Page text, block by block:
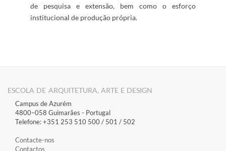
de pesquisa e ​​extensão, bem como o esforço
institucional ​​de produção própria. ​​​​​ ​ ​
ESCOLA DE ARQUITETURA, ARTE E DESIGN
Campus de Azurém
4800–058 Guimarães​ - Portugal
Telefone: +351 253 510 500 / 501 / 502
Contacte-nos
Contactos